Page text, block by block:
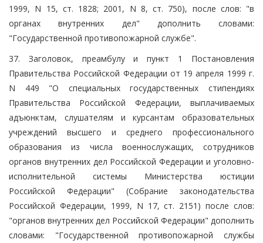
1999, N 15, ст. 1828; 2001, N 8, ст. 750), после слов: "в
органах внутренних дел" дополнить словами:
"Государственной противопожарной службе".
37. Заголовок, преамбулу и пункт 1 Постановления
Правительства Российской Федерации от 19 апреля 1999 г.
N 449 "О специальных государственных стипендиях
Правительства Российской Федерации, выплачиваемых
адъюнктам, слушателям и курсантам образовательных
учреждений высшего и среднего профессионального
образования из числа военнослужащих, сотрудников
органов внутренних дел Российской Федерации и уголовно-
исполнительной системы Министерства юстиции
Российской Федерации" (Собрание законодательства
Российской Федерации, 1999, N 17, ст. 2151) после слов:
"органов внутренних дел Российской Федерации" дополнить
словами: "Государственной противопожарной службы